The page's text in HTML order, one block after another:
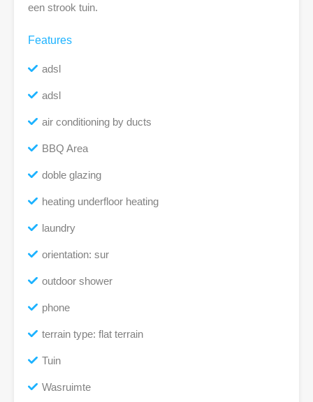
een strook tuin.
Features
adsl
adsl
air conditioning by ducts
BBQ Area
doble glazing
heating underfloor heating
laundry
orientation: sur
outdoor shower
phone
terrain type: flat terrain
Tuin
Wasruimte